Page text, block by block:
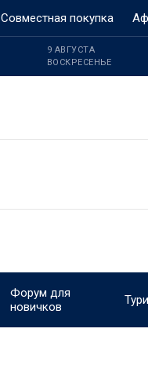
Совместная покупка
9 АВГУСТА
ВОСКРЕСЕНЬЕ
Форум для
новичков